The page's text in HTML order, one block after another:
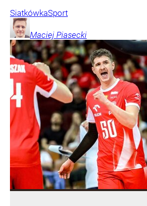
SiatkówkaSport
Maciej Piasecki